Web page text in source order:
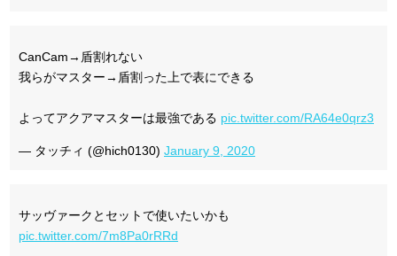
CanCam→盾割れない
我らがマスター→盾割った上で表にできる
よってアクアマスターは最強である pic.twitter.com/RA64e0qrz3
— タッチィ (@hich0130) January 9, 2020
サッヴァークとセットで使いたいかも
pic.twitter.com/7m8Pa0rRRd